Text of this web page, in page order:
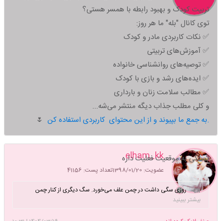
تربیت کودک و بهبود رابطه با همسر هستی؟
توی کانال "بله" ما هر روز:
✅ نکات کاربردی مادر و کودک
✅ آموزش‌های تربیتی
✅ توصیه‌های روانشناسی خانواده
✅ ایده‌های رشد و بازی با کودک
✅ مطالب سلامت زنان و بارداری
و کلی مطلب جذاب دیگه منتشر می‌شه...
به جمع ما بپیوند و از این محتوای کاربردی استفاده کن.
🌷
elham_kk
عضویت: 1398/01/20 تعداد پست: 41156
بستگی به موقعیت فعلیت داره
روزی سگی داشت در چمن علف می‌خورد. سگ ديگری از کنار چمن
گذشت. چون اين منظره را ديد تعجب کرد و ايستاد. آخر هرگز نديده بود
می‌خوری؟! سگی که علف می‌خورد نگاهش کرد و باد در گلو انداخت و گفت:
بیشتر ببینید